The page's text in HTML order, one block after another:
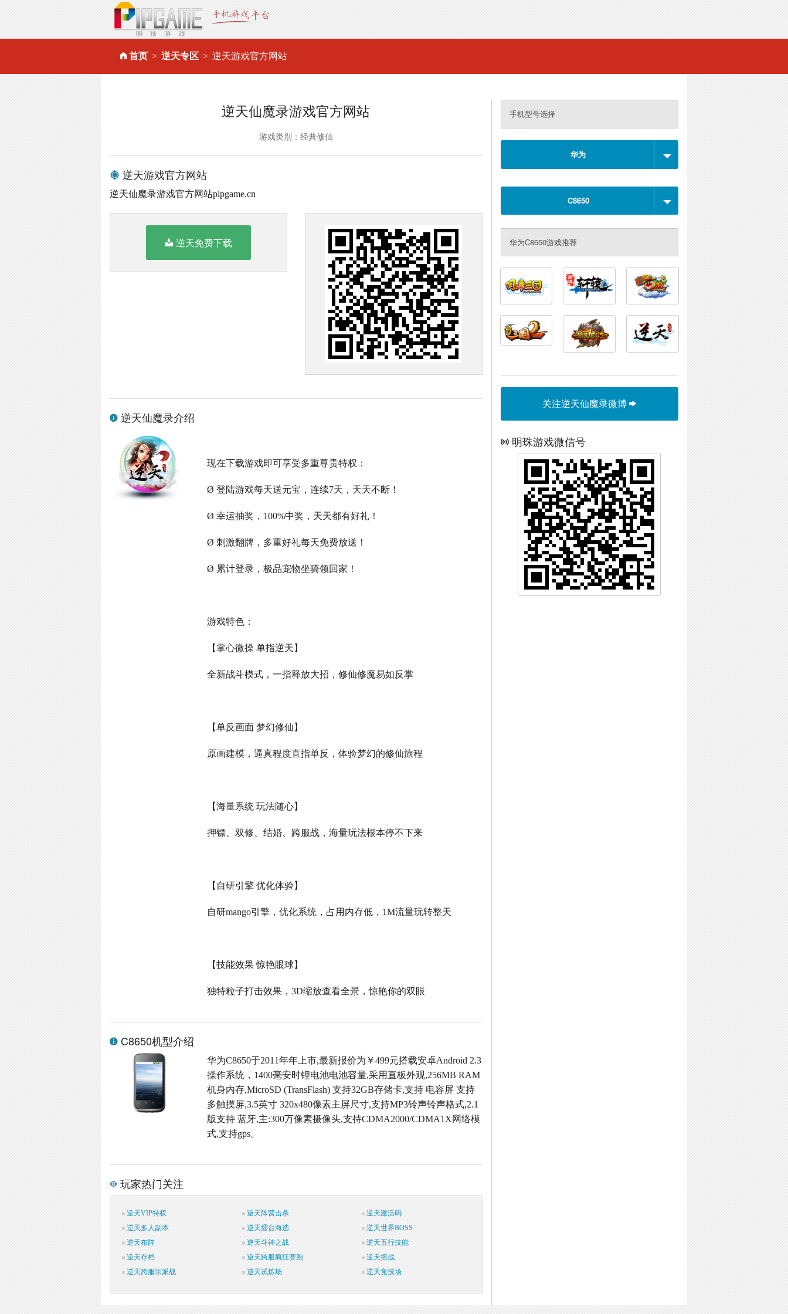
首页 逆天专区 逆天游戏官方网站
逆天仙魔录游戏官方网站
游戏类别：经典修仙
逆天游戏官方网站
逆天仙魔录游戏官方网站pipgame.cn
逆天免费下载
逆天仙魔录介绍
现在下载游戏即可享受多重尊贵特权：
Ø 登陆游戏每天送元宝，连续7天，天天不断！
Ø 幸运抽奖，100%中奖，天天都有好礼！
Ø 刺激翻牌，多重好礼每天免费放送！
Ø 累计登录，极品宠物坐骑领回家！
游戏特色：
【掌心微操 单指逆天】
全新战斗模式，一指释放大招，修仙修魔易如反掌
【单反画面 梦幻修仙】
原画建模，逼真程度直指单反，体验梦幻的修仙旅程
【海量系统 玩法随心】
押镖、双修、结婚、跨服战，海量玩法根本停不下来
【自研引擎 优化体验】
自研mango引擎，优化系统，占用内存低， 1M流量玩转整天
【技能效果 惊艳眼球】
独特粒子打击效果，3D缩放查看全景，惊艳你的双眼
C8650机型介绍
华为C8650于2011年年上市,最新报价为￥499元搭载安卓Android 2.3
操作系统，1400毫安时锂电池电池容量,采用直板外观,256MB RAM
机身内存,MicroSD (TransFlash) 支持32GB存储卡,支持 电容屏 支持
多触摸屏,3.5英寸 320x480像素主屏尺寸,支持MP3铃声铃声格式,2.1
版支持 蓝牙,主:300万像素摄像头,支持CDMA2000/CDMA1X网络模
式,支持gps。
玩家热门关注
逆天VIP特权 逆天阵营击杀
逆天激活码
逆天多人副本
逆天擂台海选
逆天世界BOSS
逆天布阵
逆天斗神之战
逆天五行技能
逆天存档
逆天跨服疯狂赛跑
逆天摇战
逆天跨服宗派战
逆天试炼场 逆天竞技场
手机型号选择
华为
C8650
华为C8650游戏推荐
关注逆天仙魔录微博
明珠游戏微信号